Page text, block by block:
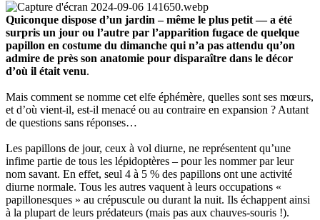
Quiconque dispose d’un jardin – même le plus petit — a été
surpris un jour ou l’autre par l’apparition fugace de quelque
papillon en costume du dimanche qui n’a pas attendu qu’on
admire de près son anatomie pour disparaître dans le décor
d’où il était venu.
Mais comment se nomme cet elfe éphémère, quelles sont ses mœurs,
et d’où vient-il, est-il menacé ou au contraire en expansion ? Autant
de questions sans réponses…
Les papillons de jour, ceux à vol diurne, ne représentent qu’une
infime partie de tous les lépidoptères – pour les nommer par leur
nom savant. En effet, seul 4 à 5 % des papillons ont une activité
diurne normale. Tous les autres vaquent à leurs occupations «
papillonesques » au crépuscule ou durant la nuit. Ils échappent ainsi
à la plupart de leurs prédateurs (mais pas aux chauves-souris !).